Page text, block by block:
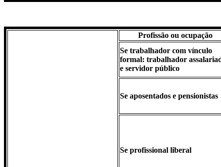
Profissão ou ocupação
Se trabalhador com vínculo
formal: trabalhador
e servidor público
Se aposentados e pensionistas
Se profissional liberal